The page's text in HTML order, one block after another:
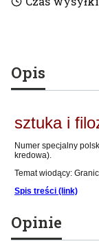
Opis
sztuka i
Numer specjalny
kredowa).
Temat wiodący:
Spis treści (link)
Opinie